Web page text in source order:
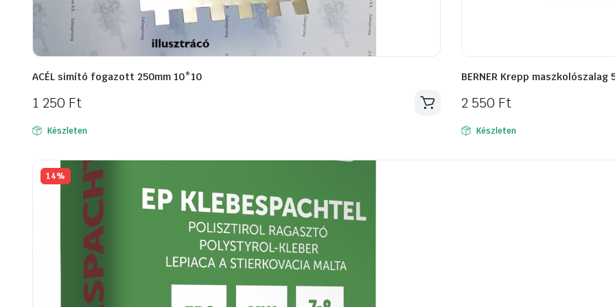
ACÉL simító fogazott 250mm 10*10
1 250 Ft
Készleten
BERNER Krepp maszkolószalag
2 550 Ft
Készleten
14%